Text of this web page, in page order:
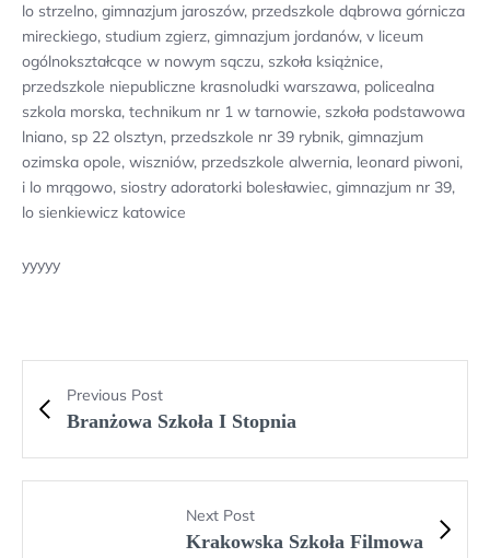
lo strzelno, gimnazjum jaroszów, przedszkole dąbrowa górnicza
mireckiego, studium zgierz, gimnazjum jordanów, v liceum
ogólnokształcące w nowym sączu, szkoła książnice,
przedszkole niepubliczne krasnoludki warszawa, policealna
szkola morska, technikum nr 1 w tarnowie, szkoła podstawowa
lniano, sp 22 olsztyn, przedszkole nr 39 rybnik, gimnazjum
ozimska opole, wiszniów, przedszkole alwernia, leonard piwoni,
i lo mrągowo, siostry adoratorki bolesławiec, gimnazjum nr 39,
lo sienkiewicz katowice
yyyyy
Previous Post
Branżowa Szkoła I Stopnia
Next Post
Krakowska Szkoła Filmowa